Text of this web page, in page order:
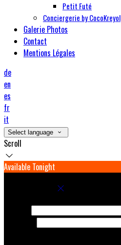
Petit Futé
Conciergerie by CocoKreyol
Galerie Photos
Contact
Mentions Légales
de
en
es
fr
it
Select language
Scroll
Available Tonight